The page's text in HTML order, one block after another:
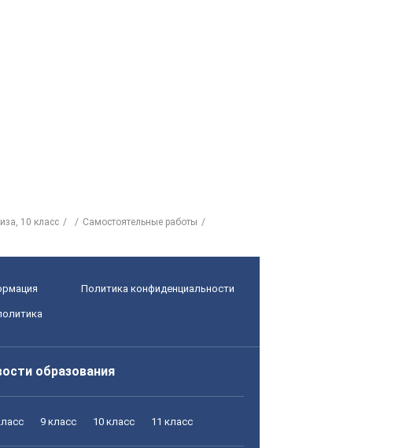
10 класс
Самостоятельные работы
Политика конфиденциальности
образования
9 класс 10 класс 11 класс